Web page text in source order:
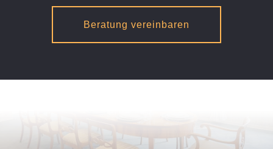
Beratung vereinbaren